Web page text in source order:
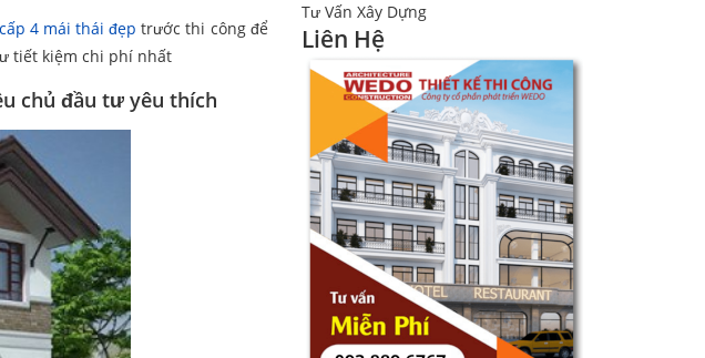
4 mái thái đẹp trước thi công để
tiết kiệm chi phí nhất
chủ đầu tư yêu thích
Tư Vấn Xây Dựng
Liên Hệ